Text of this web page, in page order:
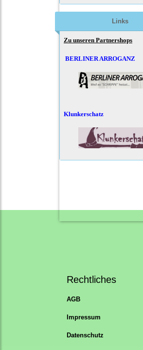
Links
Zu unseren Partnershops
BERLINER ARROGANZ
Klunkerschatz
Rechtliches
AGB
Impressum
Datenschutz